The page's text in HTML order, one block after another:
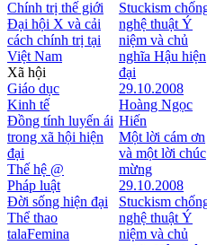
Chính trị thế giới
Đại hội X và cải
cách chính trị tại
Việt Nam
Xã hội
Giáo dục
Kinh tế
Đồng tính luyến ái
trong xã hội hiện
đại
Thế hệ @
Pháp luật
Đời sống hiện đại
Thể thao
talaFemina
Stuckism
nghệ thuật Ý
niệm và chủ
nghĩa Hậu hiện
đại
29.10.2008
Hoàng Ngọc
Hiến
Một lời cám ơn
và một lời chúc
mừng
29.10.2008
Stuckism
nghệ thuật Ý
niệm và chủ